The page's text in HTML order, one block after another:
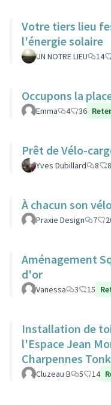
Votre tiers lieu
l'énergie solaire
UN NOTRE LIEU 14
Occupons la
Emma 4 36
Prêt de Vélo-
Yves Dubillard 8 8
À chacun son
Praxie Design 7
Aménagement
d'or
Vanessa 3 15
Installation de
l'Espace Jean
Charpennes
Cluzeau B 5 14